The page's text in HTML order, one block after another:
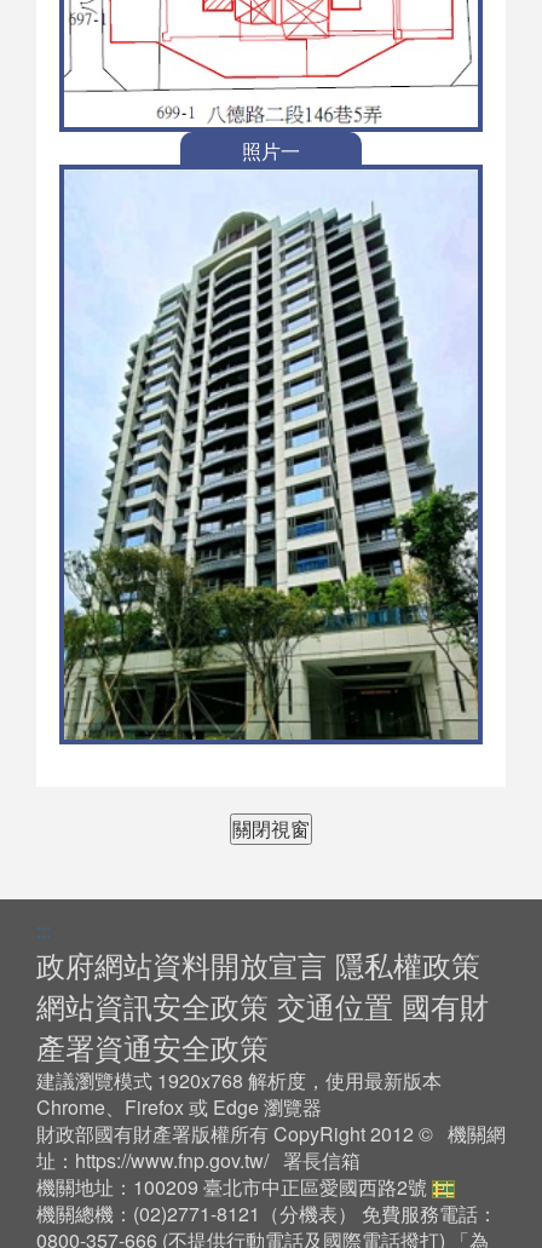
照片一
關閉視窗
:::
政府網站資料開放宣言 隱私權政策
網站資訊安全政策 交通位置 國有財
產署資通安全政策
建議瀏覽模式 1920x768 解析度，使用最新版本
Chrome、Firefox 或 Edge 瀏覽器
財政部國有財產署版權所有 CopyRight 2012 © 機關網
址： https://www.fnp.gov.tw/ 署長信箱
機關地址：100209 臺北市中正區愛國西路2號
機關總機：(02)2771-8121（分機表） 免費服務電話：
0800-357-666 (不提供行動電話及國際電話撥打) 「為